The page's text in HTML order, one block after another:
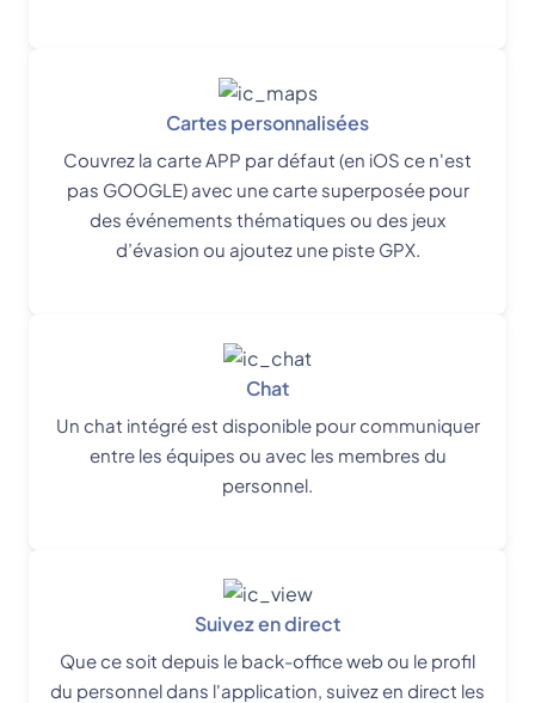
Cartes personnalisées
Couvrez la carte APP par défaut (en iOS ce n'est
pas GOOGLE) avec une carte superposée pour
des événements thématiques ou des jeux
d’évasion ou ajoutez une piste GPX.
Chat
Un chat intégré est disponible pour communiquer
entre les équipes ou avec les membres du
personnel.
Suivez en direct
Que ce soit depuis le back-office web ou le profil
du personnel dans l'application, suivez en direct les